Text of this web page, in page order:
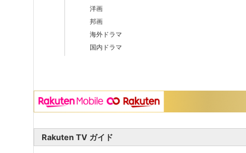
洋画
邦画
海外ドラマ
国内ドラマ
Rakuten TV ガイド